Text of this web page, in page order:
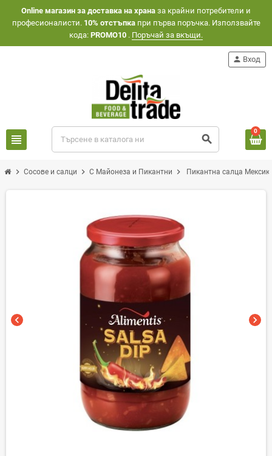
Оnline магазин за доставка на храна за крайни потребители и
професионалисти. 10% отстъпкапри първа поръчка. Използвайте
кода: PROMO10 . Поръчай за вкъщи.
view_headline search
person Вход
0
chevron_right Сосове и салци chevron_right С Майонеза и Пикантни chevron_right Пикантна салца
chevron_left chevron_right